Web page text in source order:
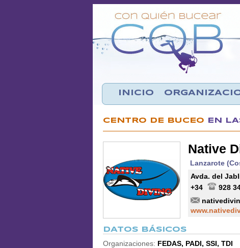
INICIO
CENTRO DE BUCEO EN
Native
Lanzarote
Avda. del
+34
928
DATOS BÁSICOS
Organizaciones: FEDAS, PADI, SSI, TDI